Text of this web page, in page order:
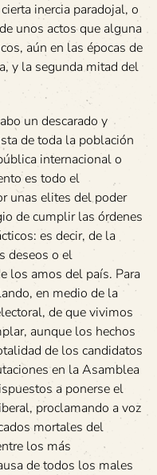
inercia paradojal, o
unos actos que alguna
aún en las épocas de
y la segunda mitad del
un descarado y
de toda la población
internacional o
es todo el
unas elites del poder
de cumplir las órdenes
es decir, de la
deseos o el
los amos del país. Para
en medio de la
de que vivimos
aunque los hechos
de los candidatos
en la Asamblea
a ponerse el
proclamando a voz
mortales del
los más
de todos los males